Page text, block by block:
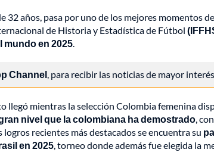
32 años, pasa por uno de los mejores momentos
de Historia y Estadística de Fútbol
mundo en 2025
Channel , para recibir las noticias de mayor interés
mientras la selección Colombia femenina
nivel que la colombiana ha demostrado ,
logros recientes más destacados se encuentra su
en 2025 , torneo donde además fue elegida la